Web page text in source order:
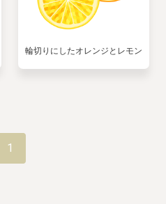
輪切りにしたオレンジとレモン
1